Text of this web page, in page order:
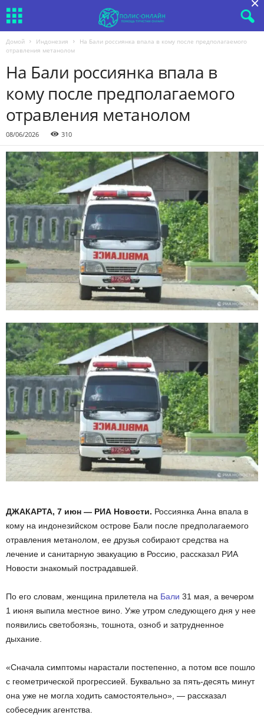
Домой Индонезия
На Бали россиянка впала в кому после предполагаемого
отравления метанолом
На Бали россиянка впала в
кому после предполагаемого
отравления метанолом
08/06/2026 310
ДЖАКАРТА, 7 июн — РИА Новости. Россиянка Анна впала в
кому на индонезийском острове Бали после предполагаемого
отравления метанолом, ее друзья собирают средства на
лечение и санитарную эвакуацию в Россию, рассказал РИА
Новости знакомый пострадавшей.
По его словам, женщина прилетела на Бали 31 мая, а вечером
1 июня выпила местное вино. Уже утром следующего дня у нее
появились светобоязнь, тошнота, озноб и затрудненное
дыхание.
«Сначала симптомы нарастали постепенно, а потом все пошло
с геометрической прогрессией. Буквально за пять-десять минут
она уже не могла ходить самостоятельно», — рассказал
собеседник агентства.